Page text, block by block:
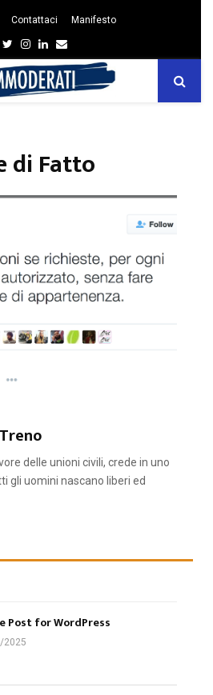
Contattaci Manifesto
Twitter
Instagram
Linkedin
Email
di Fatto
delle unioni civili, crede in uno
gli uomini nascano liberi ed
Post for WordPress
2025